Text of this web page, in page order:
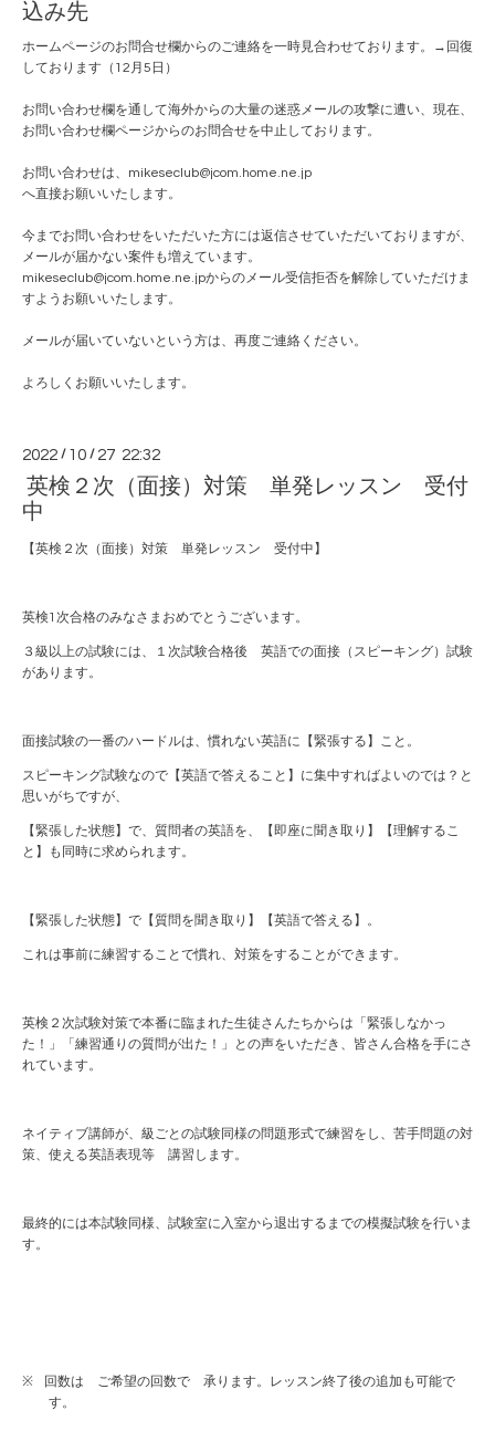
込み先
ホームページのお問合せ欄からのご連絡を一時見合わせております。→回復
しております（12月5日）
お問い合わせ欄を通して海外からの大量の迷惑メールの攻撃に遭い、現在、
お問い合わせ欄ページからのお問合せを中止しております。
お問い合わせは、mikeseclub@jcom.home.ne.jp
へ直接お願いいたします。
今までお問い合わせをいただいた方には返信させていただいておりますが、
メールが届かない案件も増えています。
mikeseclub@jcom.home.ne.jpからのメール受信拒否を解除していただけま
すようお願いいたします。
メールが届いていないという方は、再度ご連絡ください。
よろしくお願いいたします。
2022 / 10 / 27 22:32
英検２次（面接）対策 単発レッスン 受付
中
【英検２次（面接）対策 単発レッスン 受付中】
英検1 次合格のみなさまおめでとうございます。
３級以上の試験には、１次試験合格後 英語での面接（スピーキング）試験
があります。
面接試験の一番のハードルは、慣れない英語に【緊張する】こと。
スピーキング試験なので【英語で答えること】に集中すればよいのでは？と
思いがちですが、
【緊張した状態】で、質問者の英語を、【即座に聞き取り】【理解するこ
と】も同時に求められます。
【緊張した状態】で【質問を聞き取り】【英語で答える】。
これは事前に練習することで慣れ、対策をすることができます。
英検２次試験対策で本番に臨まれた生徒さんたちからは「緊張しなかっ
た！」「練習通りの質問が出た！」との声をいただき、皆さん合格を手にさ
れています。
ネイティブ講師が、級ごとの試験同様の問題形式で練習をし、苦手問題の対
策、使える英語表現等 講習します。
最終的には本試験同様、試験室に入室から退出するまでの模擬試験を行いま
す。
※
回数は ご希望の回数で 承ります。レッスン終了後の追加も可能で
す。